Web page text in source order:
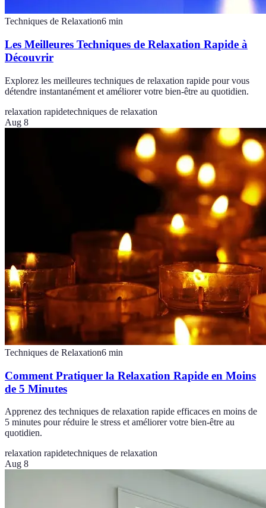
Techniques de Relaxation6 min
Les Meilleures Techniques de Relaxation Rapide à
Découvrir
Explorez les meilleures techniques de relaxation rapide pour vous
détendre instantanément et améliorer votre bien-être au quotidien.
relaxation rapidetechniques de relaxation
Aug 8
Techniques de Relaxation6 min
Comment Pratiquer la Relaxation Rapide en Moins
de 5 Minutes
Apprenez des techniques de relaxation rapide efficaces en moins de
5 minutes pour réduire le stress et améliorer votre bien-être au
quotidien.
relaxation rapidetechniques de relaxation
Aug 8